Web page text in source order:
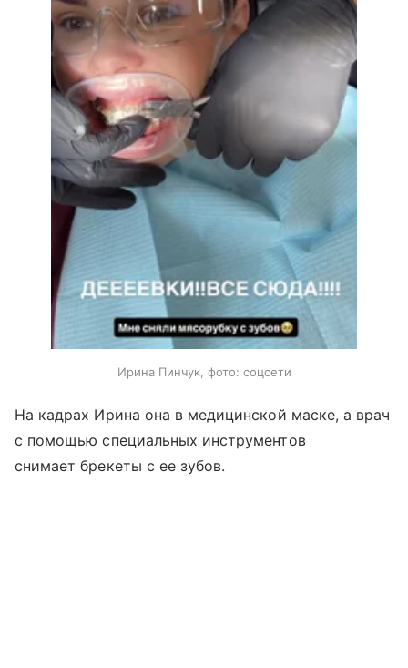
Ирина Пинчук, фото: соцсети
На кадрах Ирина она в медицинской маске, а врач
с помощью специальных инструментов
снимает брекеты с ее зубов.